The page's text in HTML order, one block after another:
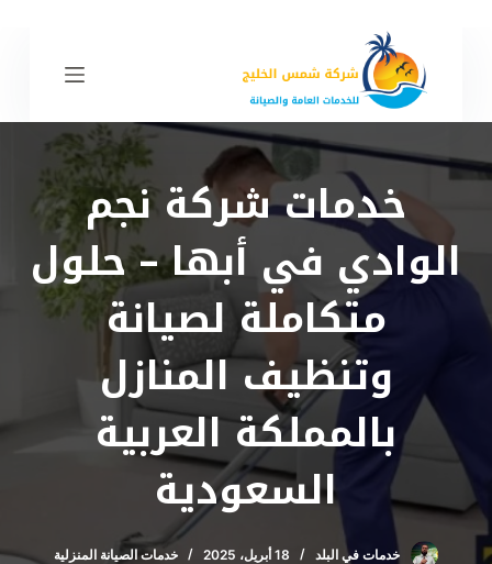
خدمات شركة نجم
الوادي في أبها – حلول
متكاملة لصيانة
وتنظيف المنازل
بالمملكة العربية
السعودية
خدمات في البلد 18 أبريل، 2025 خدمات الصيانة المنزلية